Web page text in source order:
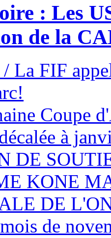
: Les
de la
La FIF
Coupe
à
DE
KONE
DE
de